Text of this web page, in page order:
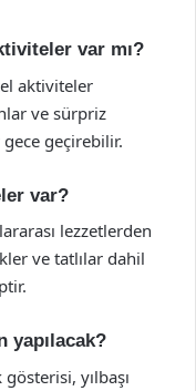
var mı?
aktiviteler
ve sürpriz
geçirebilir.
var?
lezzetlerden
ve tatlılar dahil
yapılacak?
yılbaşı